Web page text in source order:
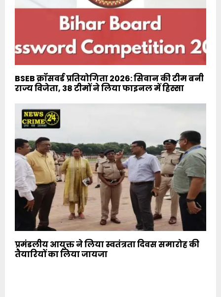
BSEB क्रॉसवर्ड प्रतियोगिता 2026: सिवान की टीम बनी
राज्य विजेता, 38 टीमों ने लिया फाइनल में हिस्सा
प्रमंडलीय आयुक्त ने लिया स्वतंत्रता दिवस समारोह की
तैयारियों का लिया जायजा